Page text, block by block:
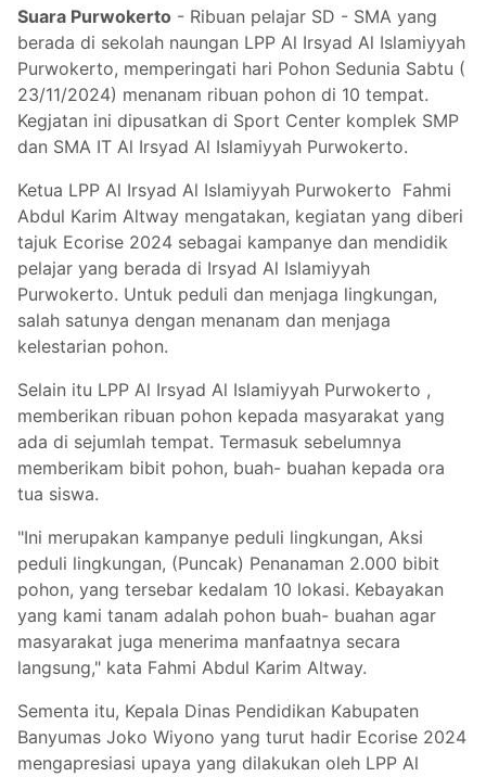
Suara Purwokerto - Ribuan pelajar SD - SMA yang
berada di sekolah naungan LPP Al Irsyad Al Islamiyyah
Purwokerto, memperingati hari Pohon Sedunia Sabtu (
23/11/2024) menanam ribuan pohon di 10 tempat.
Kegjatan ini dipusatkan di Sport Center komplek SMP
dan SMA IT Al Irsyad Al Islamiyyah Purwokerto.
Ketua LPP Al Irsyad Al Islamiyyah Purwokerto Fahmi
Abdul Karim Altway mengatakan, kegiatan yang diberi
tajuk Ecorise 2024 sebagai kampanye dan mendidik
pelajar yang berada di Irsyad Al Islamiyyah
Purwokerto. Untuk peduli dan menjaga lingkungan,
salah satunya dengan menanam dan menjaga
kelestarian pohon.
Selain itu LPP Al Irsyad Al Islamiyyah Purwokerto ,
memberikan ribuan pohon kepada masyarakat yang
ada di sejumlah tempat. Termasuk sebelumnya
memberikam bibit pohon, buah- buahan kepada ora
tua siswa.
"Ini merupakan kampanye peduli lingkungan, Aksi
peduli lingkungan, (Puncak) Penanaman 2.000 bibit
pohon, yang tersebar kedalam 10 lokasi. Kebayakan
yang kami tanam adalah pohon buah- buahan agar
masyarakat juga menerima manfaatnya secara
langsung," kata Fahmi Abdul Karim Altway.
Sementa itu, Kepala Dinas Pendidikan Kabupaten
Banyumas Joko Wiyono yang turut hadir Ecorise 2024
mengapresiasi upaya yang dilakukan oleh LPP Al